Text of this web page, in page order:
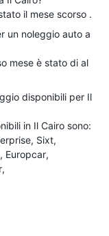
il mese scorso .
un noleggio auto a
mese è stato di al
disponibili per Il
in Il Cairo sono:
Sixt
Europcar